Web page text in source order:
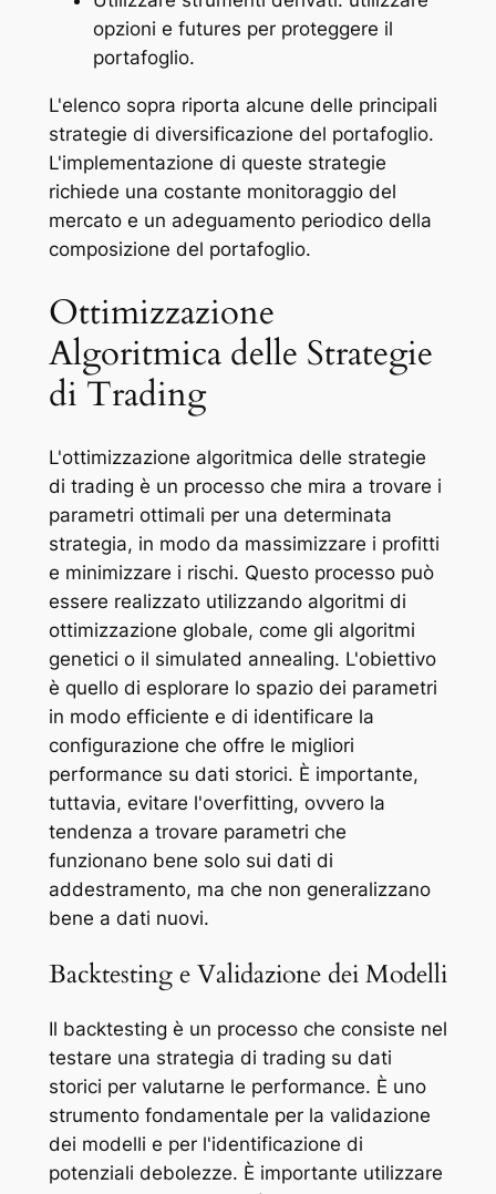
opzioni e futures per proteggere il
portafoglio.
L'elenco sopra riporta alcune delle principali
strategie di diversificazione del portafoglio.
L'implementazione di queste strategie
richiede una costante monitoraggio del
mercato e un adeguamento periodico della
composizione del portafoglio.
Ottimizzazione
Algoritmica delle Strategie
di Trading
L'ottimizzazione algoritmica delle strategie
di trading è un processo che mira a trovare i
parametri ottimali per una determinata
strategia, in modo da massimizzare i profitti
e minimizzare i rischi. Questo processo può
essere realizzato utilizzando algoritmi di
ottimizzazione globale, come gli algoritmi
genetici o il simulated annealing. L'obiettivo
è quello di esplorare lo spazio dei parametri
in modo efficiente e di identificare la
configurazione che offre le migliori
performance su dati storici. È importante,
tuttavia, evitare l'overfitting, ovvero la
tendenza a trovare parametri che
funzionano bene solo sui dati di
addestramento, ma che non generalizzano
bene a dati nuovi.
Backtesting e Validazione dei Modelli
Il backtesting è un processo che consiste nel
testare una strategia di trading su dati
storici per valutarne le performance. È uno
strumento fondamentale per la validazione
dei modelli e per l'identificazione di
potenziali debolezze. È importante utilizzare